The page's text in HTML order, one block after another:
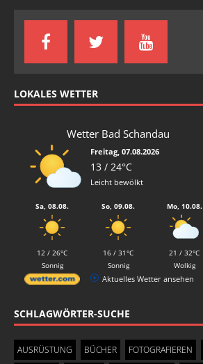
LOKALES WETTER
Wetter Bad Schandau
Freitag, 07.08.2026
13 / 24°C
Leicht bewölkt
Sa, 08.08.
12 / 26°C
Sonnig
So, 09.08.
16 / 31°C
Sonnig
Mo, 10.08.
21 / 32°C
Wolkig
Aktuelles Wetter ansehen
SCHLAGWÖRTER-SUCHE
AUSRÜSTUNG BÜCHER FOTOGRAFIEREN